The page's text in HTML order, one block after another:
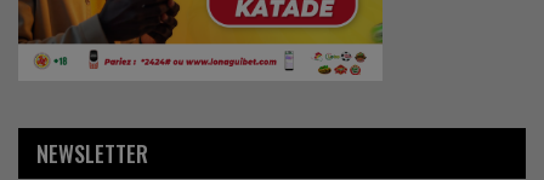
NEWSLETTER